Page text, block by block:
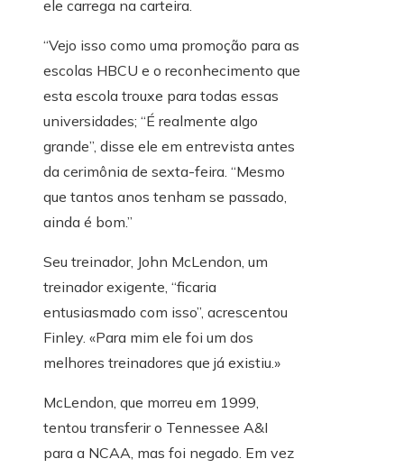
ele carrega na carteira.
“Vejo isso como uma promoção para as
escolas HBCU e o reconhecimento que
esta escola trouxe para todas essas
universidades; “É realmente algo
grande”, disse ele em entrevista antes
da cerimônia de sexta-feira. “Mesmo
que tantos anos tenham se passado,
ainda é bom.”
Seu treinador, John McLendon, um
treinador exigente, “ficaria
entusiasmado com isso”, acrescentou
Finley. «Para mim ele foi um dos
melhores treinadores que já existiu.»
McLendon, que morreu em 1999,
tentou transferir o Tennessee A&I
para a NCAA, mas foi negado. Em vez